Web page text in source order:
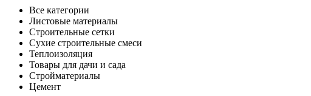
Все категории
Листовые материалы
Строительные сетки
Сухие строительные смеси
Теплоизоляция
Товары для дачи и сада
Стройматериалы
Цемент